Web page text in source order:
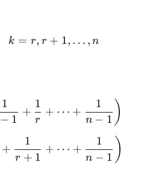
P = \frac{r-1}{k-1}
k = r, r + 1, … , n
P_n(r) = \frac{r-1}{n}
− 1
1
+
r
1
+ ⋯ +
n − 1
1 )
P_n(r+1) = \frac{r}{n}
+
r + 1
1
+ ⋯ +
n − 1
1 )